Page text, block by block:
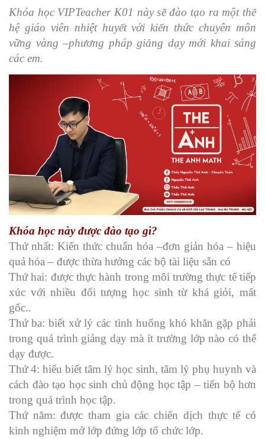
Khóa học VIPTeacher K01 này sẽ đào tạo ra một thế
hệ giáo viên nhiệt huyết với kiến thức chuyên môn
vững vàng –phương pháp giảng dạy mới khai sáng
các em.
Khóa học này được đào tạo gì?
Thứ nhất: Kiến thức chuẩn hóa –đơn giản hóa – hiệu
quả hóa – được thừa hưởng các bộ tài liệu sẵn có
Thứ hai: được thực hành trong môi trường thực tế tiếp
xúc với nhiều đối tượng học sinh từ khá giỏi, mất
gốc..
Thứ ba: biết xử lý các tình huống khó khăn gặp phải
trong quá trình giảng dạy mà ít trường lớp nào có thể
dạy được.
Thứ 4: hiểu biết tâm lý học sinh, tâm lý phụ huynh và
cách đào tạo học sinh chủ động học tập – tiến bộ hơn
trong quá trình học tập.
Thứ năm: được tham gia các chiến dịch thực tế có
kinh nghiệm mở lớp đứng lớp tổ chức lớp.